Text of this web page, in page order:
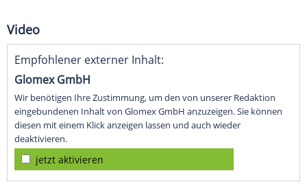
Video
Empfohlener externer Inhalt:
Glomex GmbH
Wir benötigen Ihre Zustimmung, um den von unserer Redaktion
eingebundenen Inhalt von Glomex GmbH anzuzeigen. Sie können
diesen mit einem Klick anzeigen lassen und auch wieder
deaktivieren.
jetzt aktivieren